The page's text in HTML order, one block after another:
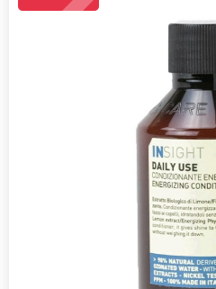
PICK N DAZZLE